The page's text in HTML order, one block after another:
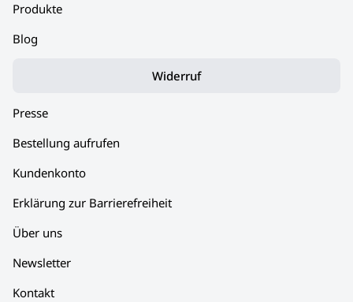
Produkte
Blog
Widerruf
Presse
Bestellung aufrufen
Kundenkonto
Erklärung zur Barrierefreiheit
Über uns
Newsletter
Kontakt